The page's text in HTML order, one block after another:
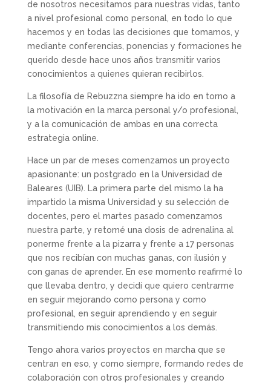
de nosotros necesitamos para nuestras vidas, tanto
a nivel profesional como personal, en todo lo que
hacemos y en todas las decisiones que tomamos, y
mediante conferencias, ponencias y formaciones he
querido desde hace unos años transmitir varios
conocimientos a quienes quieran recibirlos.
La filosofía de Rebuzzna siempre ha ido en torno a
la motivación en la marca personal y/o profesional,
y a la comunicación de ambas en una correcta
estrategia online.
Hace un par de meses comenzamos un proyecto
apasionante: un postgrado en la Universidad de
Baleares (UIB). La primera parte del mismo la ha
impartido la misma Universidad y su selección de
docentes, pero el martes pasado comenzamos
nuestra parte, y retomé una dosis de adrenalina al
ponerme frente a la pizarra y frente a 17 personas
que nos recibían con muchas ganas, con ilusión y
con ganas de aprender. En ese momento reafirmé lo
que llevaba dentro, y decidí que quiero centrarme
en seguir mejorando como persona y como
profesional, en seguir aprendiendo y en seguir
transmitiendo mis conocimientos a los demás.
Tengo ahora varios proyectos en marcha que se
centran en eso, y como siempre, formando redes de
colaboración con otros profesionales y creando